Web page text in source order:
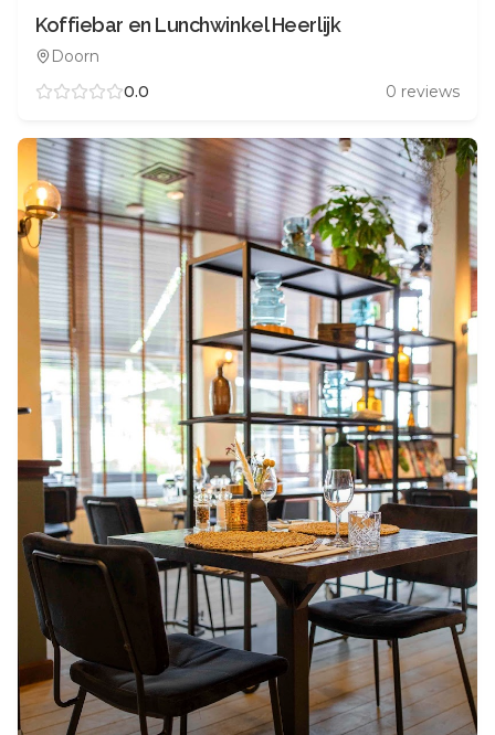
Koffiebar en Lunchwinkel Heerlijk
Doorn
0.0
0 reviews